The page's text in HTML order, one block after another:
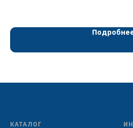
картридж
крепёж:
КАТАЛОГ